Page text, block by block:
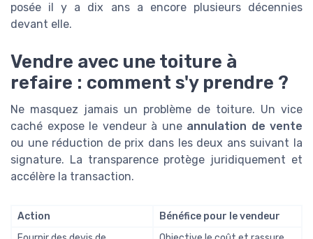
posée il y a dix ans a encore plusieurs décennies
devant elle.
Vendre avec une toiture à
refaire : comment s'y prendre ?
Ne masquez jamais un problème de toiture. Un vice
caché expose le vendeur à une annulation de vente
ou une réduction de prix dans les deux ans suivant la
signature. La transparence protège juridiquement et
accélère la transaction.
Action
Bénéfice pour le vendeur